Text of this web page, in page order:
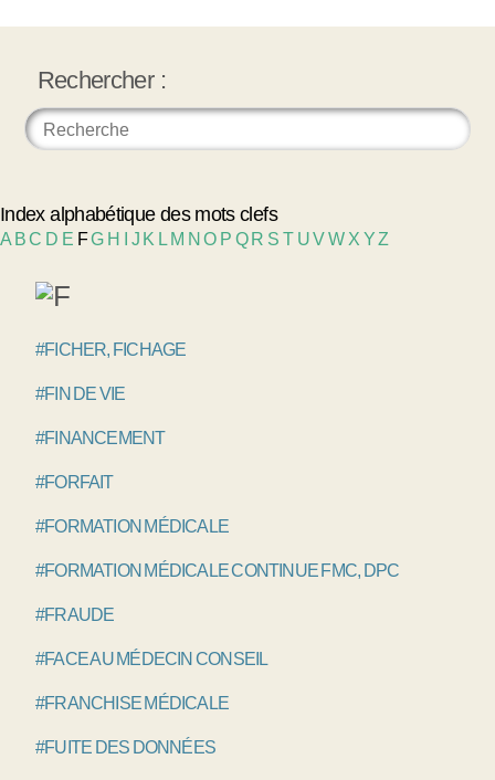
Rechercher :
Index alphabétique des mots clefs
A BC D E FG H J K L M NO P Q R S T UVW X YZ
#FICHER, FICHAGE
#FIN DE VIE
#FINANCEMENT
#FORFAIT
#FORMATION MÉDICALE
#FORMATION MÉDICALE CONTINUE FMC, DPC
#FRAUDE
#FACE AU MÉDECIN CONSEIL
#FRANCHISE MÉDICALE
#FUITE DES DONNÉES